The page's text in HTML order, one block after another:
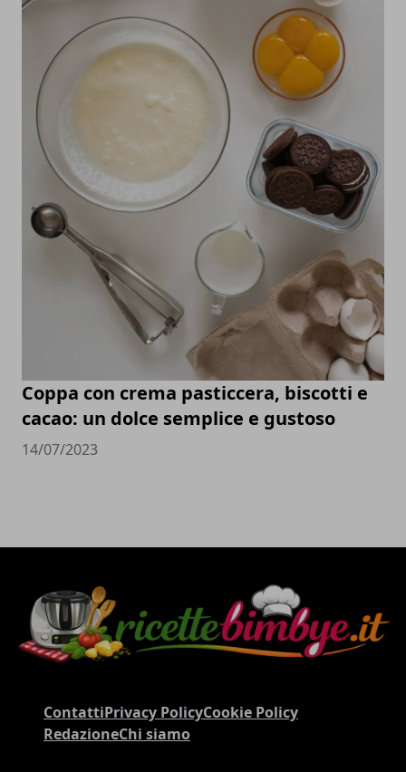
Coppa con crema pasticcera, biscotti e
cacao: un dolce semplice e gustoso
14/07/2023
ContattiPrivacy PolicyCookie Policy
RedazioneChi siamo